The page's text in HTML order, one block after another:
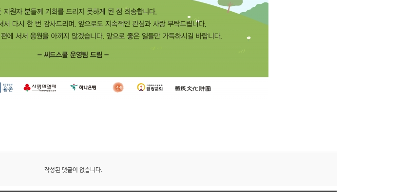
작성된 댓글이 없습니다.